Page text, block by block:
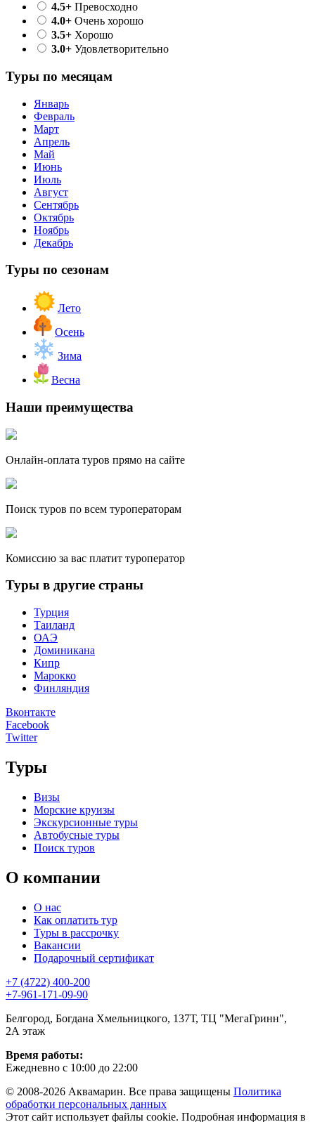
4.5+ Превосходно
4.0+ Очень хорошо
3.5+ Хорошо
3.0+ Удовлетворительно
Туры по месяцам
Январь
Февраль
Март
Апрель
Май
Июнь
Июль
Август
Сентябрь
Октябрь
Ноябрь
Декабрь
Туры по сезонам
Лето
Осень
Зима
Весна
Наши преимущества
Онлайн-оплата туров прямо на сайте
Поиск туров по всем туроператорам
Комиссию за вас платит туроператор
Туры в другие страны
Турция
Таиланд
ОАЭ
Доминикана
Кипр
Марокко
Финляндия
Вконтакте
Facebook
Twitter
Туры
Визы
Морские круизы
Экскурсионные туры
Автобусные туры
Поиск туров
О компании
О нас
Как оплатить тур
Туры в рассрочку
Вакансии
Подарочный сертификат
+7 (4722) 400-200
+7-961-171-09-90
Белгород, Богдана Хмельницкого, 137Т, ТЦ "МегаГринн",
2А этаж
Время работы:
Ежедневно с 10:00 до 22:00
© 2008-2026 Аквамарин. Все права защищены Политика
обработки персональных данных
Этот сайт использует файлы cookie. Подробная информация в